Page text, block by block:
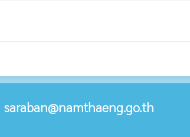
saraban@namthaeng.go.th